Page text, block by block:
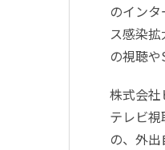
のイン
ス感染
の視聴
株式会
テレビ
の、外